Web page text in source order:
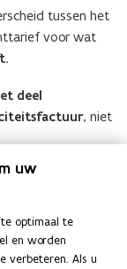
tussen het
voor wat
deel
, niet
wordt
en uw
uw
optimaal te
en worden
verbeteren. Als u